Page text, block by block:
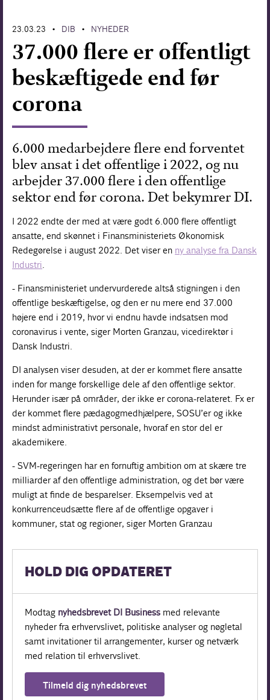
23.03.23 • DIB • NYHEDER
37.000 flere er offentligt
beskæftigede end før
corona
6.000 medarbejdere flere end forventet
blev ansat i det offentlige i 2022, og nu
arbejder 37.000 flere i den offentlige
sektor end før corona. Det bekymrer DI.
I 2022 endte der med at være godt 6.000 flere offentligt
ansatte, end skønnet i Finansministeriets Økonomisk
Redegørelse i august 2022. Det viser en ny analyse fra Dansk
Industri.
- Finansministeriet undervurderede altså stigningen i den
offentlige beskæftigelse, og den er nu mere end 37.000
højere end i 2019, hvor vi endnu havde indsatsen mod
coronavirus i vente, siger Morten Granzau, vicedirektør i
Dansk Industri.
DI analysen viser desuden, at der er kommet flere ansatte
inden for mange forskellige dele af den offentlige sektor.
Herunder især på områder, der ikke er corona-relateret. Fx er
der kommet flere pædagogmedhjælpere, SOSU’er og ikke
mindst administrativt personale, hvoraf en stor del er
akademikere.
- SVM-regeringen har en fornuftig ambition om at skære tre
milliarder af den offentlige administration, og det bør være
muligt at finde de besparelser. Eksempelvis ved at
konkurrenceudsætte flere af de offentlige opgaver i
kommuner, stat og regioner, siger Morten Granzau
HOLD DIG OPDATERET
Modtag nyhedsbrevet DI Business med relevante
nyheder fra erhvervslivet, politiske analyser og nøgletal
samt invitationer til arrangementer, kurser og netværk
med relation til erhvervslivet.
Tilmeld dig nyhedsbrevet